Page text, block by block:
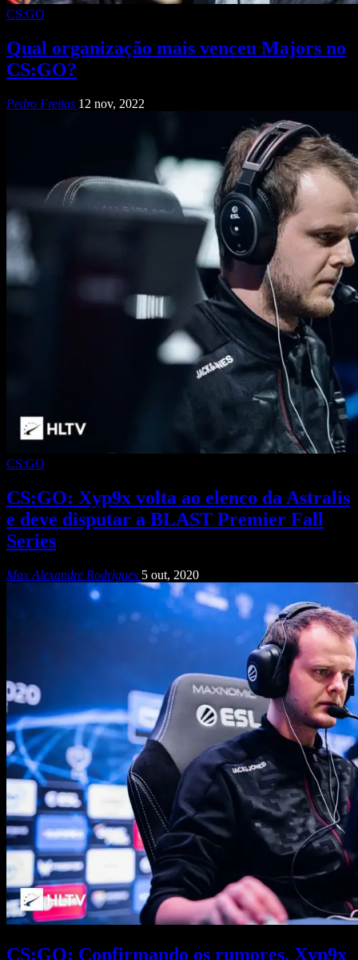
CS:GO
Qual organização mais venceu Majors no
CS:GO?
Pedro Freitas 12 nov, 2022
CS:GO
CS:GO: Xyp9x⁠ volta ao elenco da Astralis
e deve disputar a BLAST Premier Fall
Series
Max Alexandre Rodrigues 5 out, 2020
CS:GO: Confirmando os rumores, Xyp9x